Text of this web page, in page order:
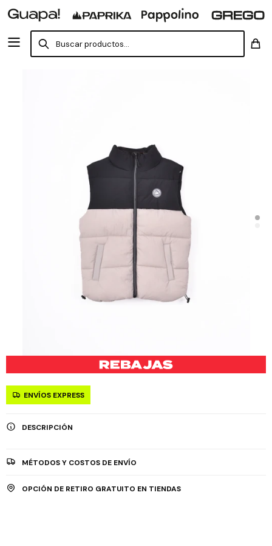
ENVÍOS EXPRESS
DESCRIPCIÓN
MÉTODOS Y COSTOS DE ENVÍO
OPCIÓN DE RETIRO GRATUITO EN TIENDAS